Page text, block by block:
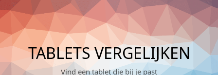
Skip
to
content
TABLETS VERGELIJKEN
Vind een tablet die bij je past